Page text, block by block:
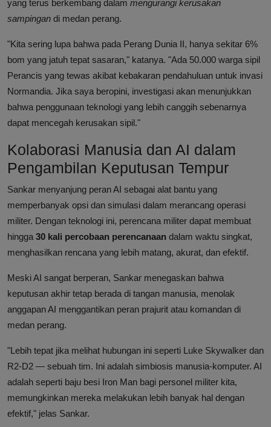
yang terus berkembang dalam mengurangi kerusakan
sampingan di medan perang.
"Kita sering lupa bahwa pada Perang Dunia II, hanya sekitar 6%
bom yang jatuh tepat sasaran," katanya. "Ada 50.000 warga sipil
Perancis yang tewas akibat kebakaran pendahuluan untuk invasi
Normandia. Jika saya beropini, investigasi akan menunjukkan
bahwa penggunaan teknologi yang lebih canggih sebenarnya
dapat mencegah kerusakan sipil."
Kolaborasi Manusia dan AI dalam
Pengambilan Keputusan Tempur
Sankar menyanjung peran AI sebagai alat bantu yang
memperbanyak opsi dan simulasi dalam merancang operasi
militer. Dengan teknologi ini, perencana militer dapat membuat
hingga 30 kali percobaan perencanaan dalam waktu singkat,
menghasilkan rencana yang lebih matang, akurat, dan efektif.
Meski AI sangat berperan, Sankar menegaskan bahwa
keputusan akhir tetap berada di tangan manusia, menolak
anggapan AI menggantikan peran prajurit atau komandan di
medan perang.
"Lebih tepat jika melihat hubungan ini seperti Luke Skywalker dan
R2-D2 — sebuah tim. Ini adalah simbiosis manusia-komputer. AI
adalah seperti baju besi Iron Man bagi personel militer kita,
memungkinkan mereka melakukan lebih banyak hal dengan
efektif," jelas Sankar.